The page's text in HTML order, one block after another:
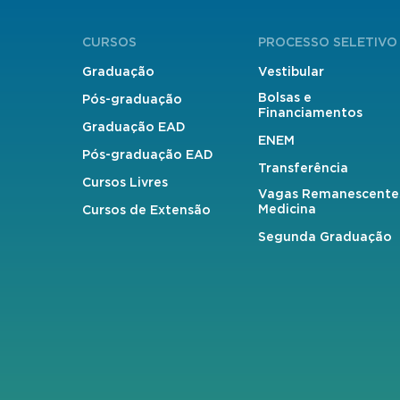
CURSOS
Graduação
Pós-graduação
Graduação EAD
Pós-graduação EAD
Cursos Livres
Cursos de Extensão
PROCESSO SELETIVO
Vestibular
Bolsas e
Financiamentos
ENEM
Transferência
Vagas
Medicina
Segunda Graduação